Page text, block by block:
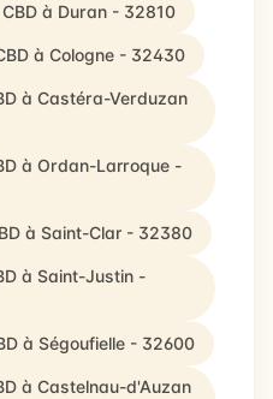
à Duran - 32810
à Cologne - 32430
à Castéra-Verduzan
à Ordan-Larroque -
à Saint-Clar - 32380
à Saint-Justin -
à Ségoufielle - 32600
à Castelnau-d'Auzan